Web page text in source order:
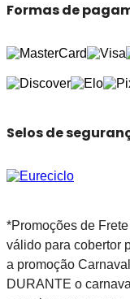
Formas de
Selos de
*Promoções de
válido para cobertor
a promoção
DURANTE o